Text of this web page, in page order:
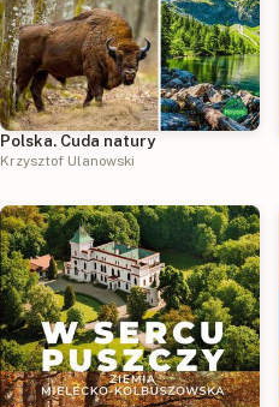
Polska. Cuda natury
Krzysztof Ulanowski